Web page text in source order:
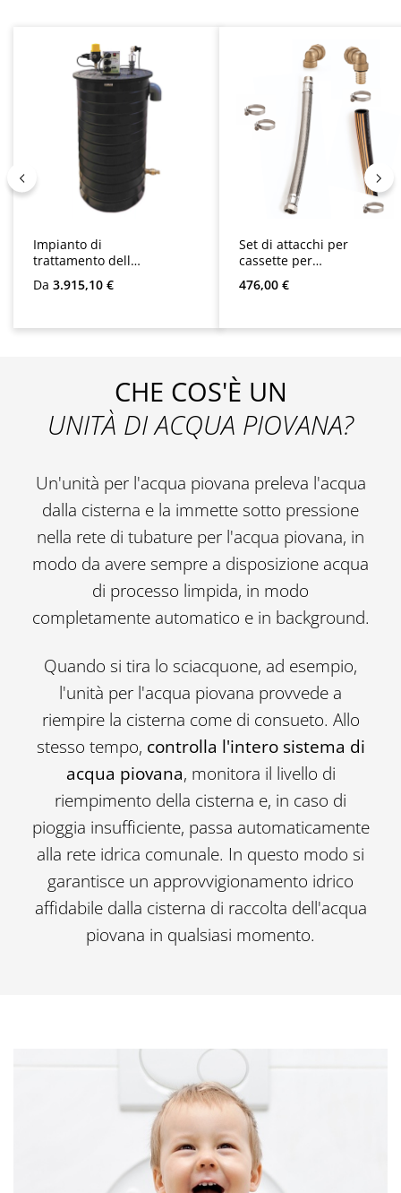
Impianto di
trattamento delle
acque piovane
Maxima
Prezzo normale:
Da 3.915,10 €
Set di attacchi per
cassette per
Multimat, Sigma,
Optima, Optima
AspriPlus
Prezzo normale:
476,00 €
CHE COS'È UN
UNITÀ DI ACQUA PIOVANA?
Un'unità per l'acqua piovana preleva l'acqua
dalla cisterna e la immette sotto pressione
nella rete di tubature per l'acqua piovana, in
modo da avere sempre a disposizione acqua
di processo limpida, in modo
completamente automatico e in background.
Quando si tira lo sciacquone, ad esempio,
l'unità per l'acqua piovana provvede a
riempire la cisterna come di consueto. Allo
stesso tempo, controlla l'intero sistema di
acqua piovana, monitora il livello di
riempimento della cisterna e, in caso di
pioggia insufficiente, passa automaticamente
alla rete idrica comunale. In questo modo si
garantisce un approvvigionamento idrico
affidabile dalla cisterna di raccolta dell'acqua
piovana in qualsiasi momento.